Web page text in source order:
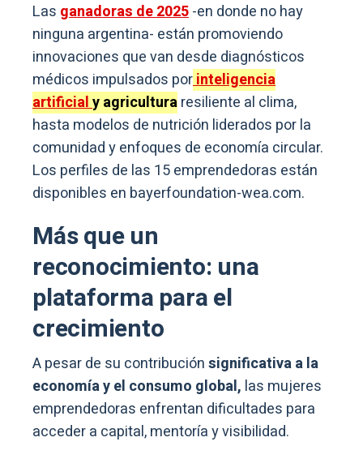
Las ganadoras de 2025-en donde no hay
ninguna argentina- están promoviendo
innovaciones que van desde diagnósticos
médicos impulsados porinteligencia
artificialy agriculturaresiliente al clima,
hasta modelos de nutrición liderados por la
comunidad y enfoques de economía circular.
Los perfiles de las 15 emprendedoras están
disponibles en bayerfoundation-wea.com.
Más que un
reconocimiento: una
plataforma para el
crecimiento
A pesar de su contribuciónsignificativa a la
economía y el consumo global, las mujeres
emprendedoras enfrentan dificultades para
acceder a capital, mentoría y visibilidad.